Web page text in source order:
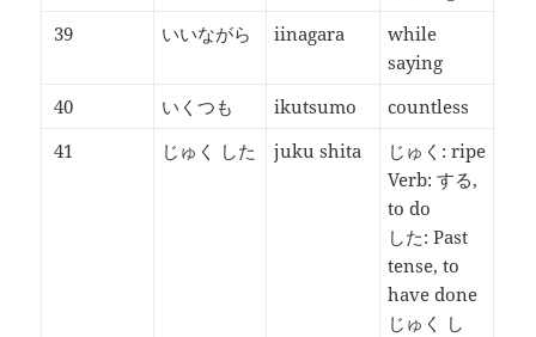
39
いいながら iinagara
while
saying
40
いくつも ikutsumo
countless
41
じゅく した juku shita
じゅく: ripe
Verb: する,
to do
した: Past
tense, to
have done
じゅく し